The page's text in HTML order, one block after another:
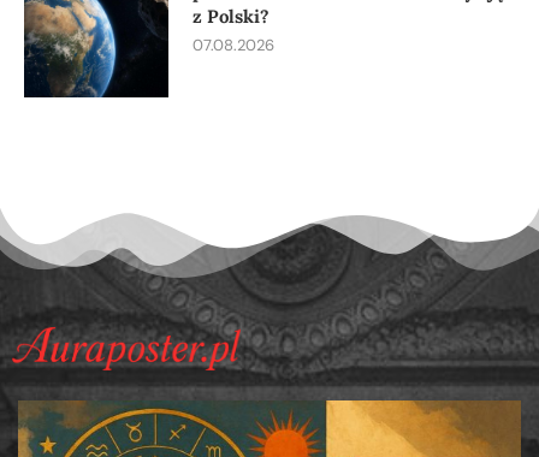
z Polski?
07.08.2026